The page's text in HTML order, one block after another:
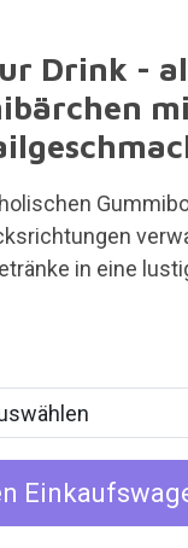
Drink -
in eine